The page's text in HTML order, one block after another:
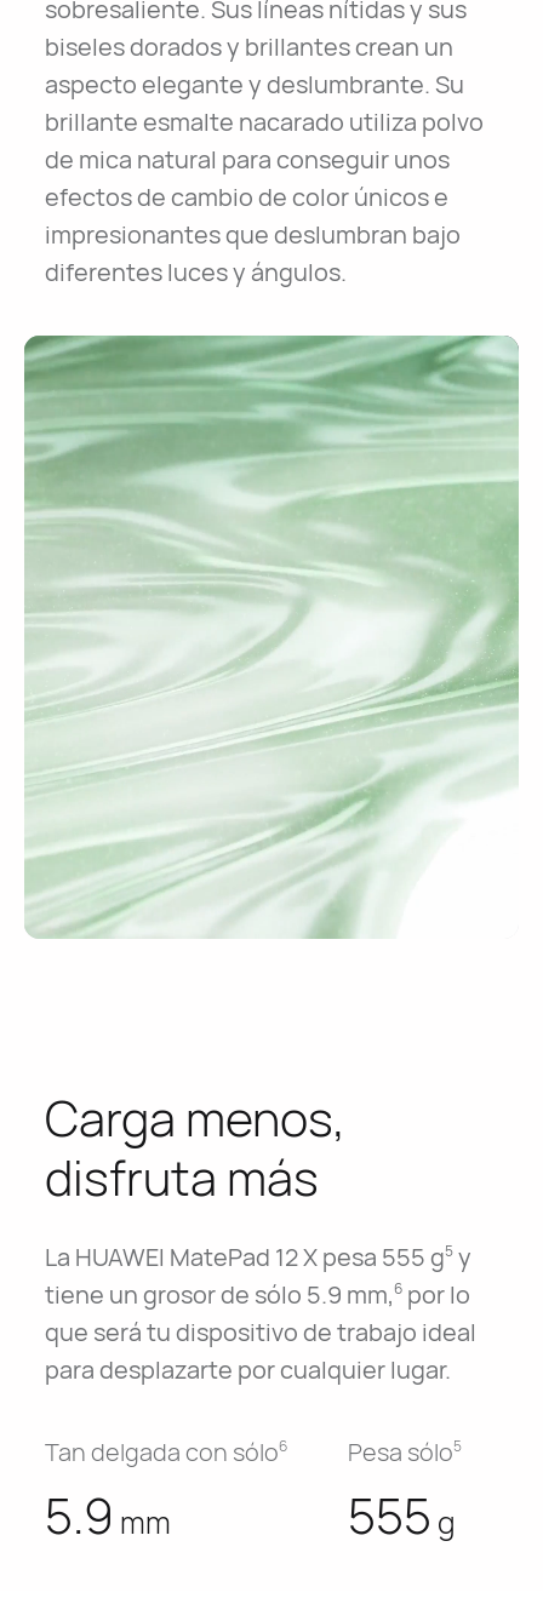
sobresaliente. Sus líneas nítidas y sus
biseles dorados y brillantes crean un
aspecto elegante y deslumbrante. Su
brillante esmalte nacarado utiliza polvo
de mica natural para conseguir unos
efectos de cambio de color únicos e
impresionantes que deslumbran bajo
diferentes luces y ángulos.
Carga menos,
disfruta más
La HUAWEI MatePad 12 Xpesa 555 g5 y
tiene un grosor de sólo 5.9 mm,6 por lo
que será tu dispositivo de trabajo ideal
para desplazarte por cualquier lugar.
Tan delgada con sólo6
5.9 mm
Pesa sólo5
555 g